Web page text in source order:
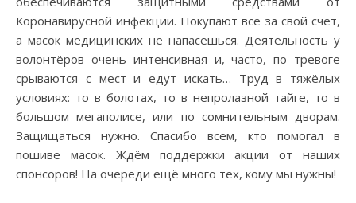
Коронавирусной инфекции. Покупают всё за свой счёт,
а масок медицинских не напасёшься. Деятельность у
волонтёров очень интенсивная и, часто, по тревоге
срываются с мест и едут искать… Труд в тяжёлых
условиях: то в болотах, то в непролазной тайге, то в
большом мегаполисе, или по сомнительным дворам.
Защищаться нужно. Спасибо всем, кто помогал в
пошиве масок. Ждём поддержки акции от наших
спонсоров! На очереди ещё много тех, кому мы нужны!